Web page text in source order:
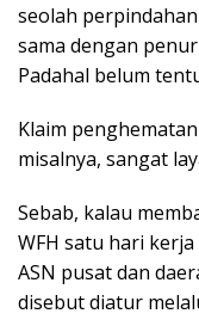
seolah
sama dengan
Padahal belum
Klaim
misalnya, sangat
Sebab, kalau
WFH satu hari
ASN pusat dan
disebut diatur